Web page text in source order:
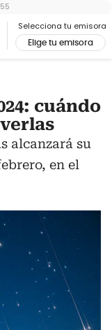
Selecciona tu emisora
Elige tu emisora
cuándo
alcanzará su
en el